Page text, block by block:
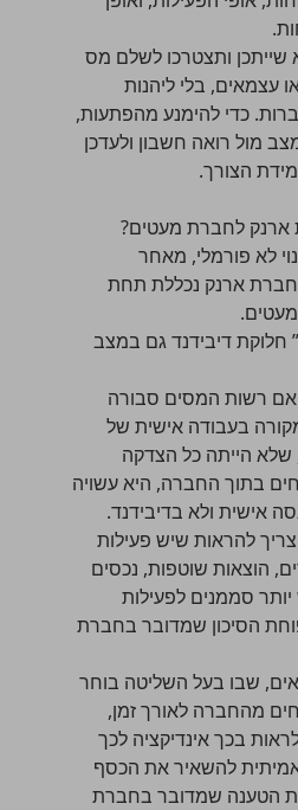
ותצטרכו לשלם מס
עצמאים, בלי ליהנות
כדי להימנע מהפתעות,
מול רואה חשבון ולעדכן
הצורך.
ארנק לחברת מעטים?
לא פורמלי, מאחר
ארנק נכללת תחת
דיבידנד גם במצב
אם רשות המסים סבורה
בעבודה אישית של
הייתה כל הצדקה
בתוך החברה, היא עשויה
אישית ולא בדיבידנד.
צריך להראות שיש פעילות
הוצאות שוטפות, נכסים
סממנים לפעילות
הסיכון שמדובר בחברת
, שבו בעל השליטה בוחר
מהחברה לאורך זמן,
בכך אינדיקציה לכך
להשאיר את הכסף
הטענה שמדובר בחברת